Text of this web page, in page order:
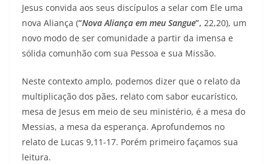
Jesus convida aos seus discípulos a selar com Ele uma
nova Aliança (“Nova Aliança em meu Sangue”, 22,20), um
novo modo de ser comunidade a partir da imensa e
sólida comunhão com sua Pessoa e sua Missão.
Neste contexto amplo, podemos dizer que o relato da
multiplicação dos pães, relato com sabor eucarístico,
mesa de Jesus em meio de seu ministério, é a mesa do
Messias, a mesa da esperança. Aprofundemos no
relato de Lucas 9,11-17. Porém primeiro façamos sua
leitura.